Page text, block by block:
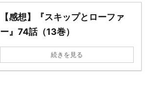
【感想】『スキップとローファ
ー』74話（13巻）
続きを見る